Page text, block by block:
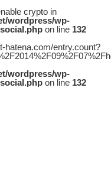
crypto in
wordpress/wp-
on line 132
hatena.com/entry.count?
wordpress/wp-
on line 132